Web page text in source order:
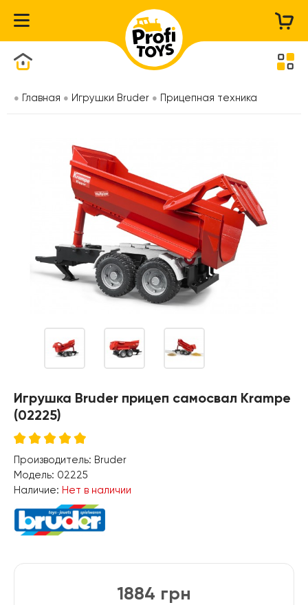
Главная Игрушки Bruder Прицепная техника
Игрушка Bruder прицеп самосвал Krampe
(02225)
Производитель: Bruder
Модель: 02225
Наличие: Нет в наличии
1884 грн
Каталог товаров